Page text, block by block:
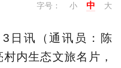
字号： 小 中 大
日讯（通讯员：陈
内生态文旅名片，